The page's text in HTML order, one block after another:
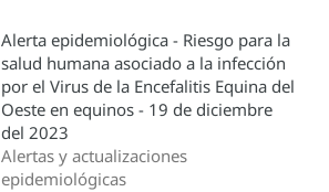
Alerta epidemiológica - Riesgo para la
salud humana asociado a la infección
por el Virus de la Encefalitis Equina del
Oeste en equinos - 19 de diciembre
del 2023
Alertas y actualizaciones
epidemiológicas